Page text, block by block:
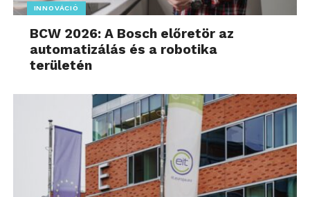
INNOVÁCIÓ
BCW 2026: A Bosch előretör az
automatizálás és a robotika
területén